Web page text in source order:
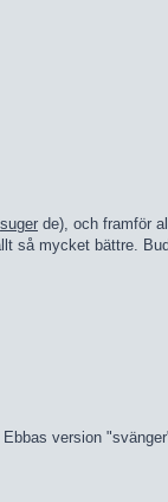
suger de), och framför
så mycket bättre.
version